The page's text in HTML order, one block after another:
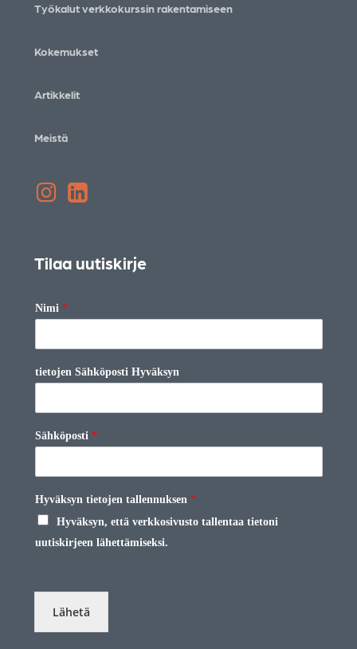
Työkalut verkkokurssin rakentamiseen
Kokemukset
Artikkelit
Meistä
Instagram
LinkedIn
Tilaa uutiskirje
Nimi *
tietojen Sähköposti Hyväksyn
Sähköposti *
Hyväksyn tietojen tallennuksen *
Hyväksyn, että verkkosivusto tallentaa tietoni
uutiskirjeen lähettämiseksi.
Lähetä